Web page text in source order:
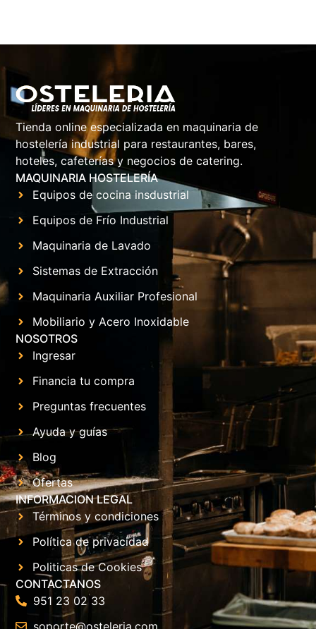
Tienda online especializada en maquinaria de
hostelería industrial para restaurantes, bares,
hoteles, cafeterías y negocios de catering.
MAQUINARIA HOSTELERÍA
Equipos de cocina insdustrial
Equipos de Frío Industrial
Maquinaria de Lavado
Sistemas de Extracción
Maquinaria Auxiliar Profesional
Mobiliario y Acero Inoxidable
NOSOTROS
Ingresar
Financia tu compra
Preguntas frecuentes
Ayuda y guías
Blog
Ofertas
INFORMACION LEGAL
Términos y condiciones
Política de privacidad
Politicas de Cookies
CONTACTANOS
951 23 02 33